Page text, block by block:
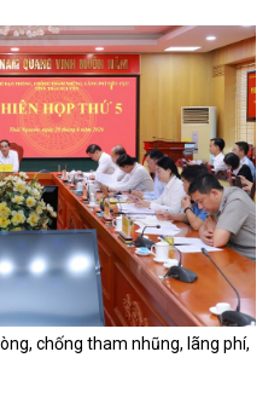
chống tham nhũng, lãng phí,